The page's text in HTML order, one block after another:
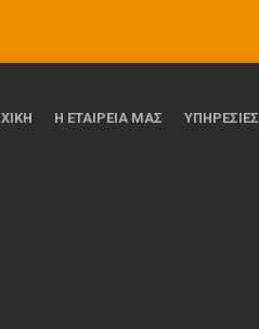
Η ΕΤΑΙΡΕΙΑ ΜΑΣ ΥΠΗΡΕΣΙΕΣ